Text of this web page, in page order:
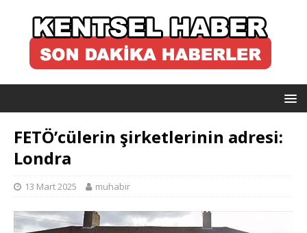
FETÖ’cülerin şirketlerinin adresi:
Londra
13 Mart 2025 muhabir